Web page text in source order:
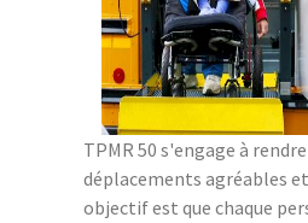
TPMR 50 s'engage à
déplacements agréables
objectif est que chaque